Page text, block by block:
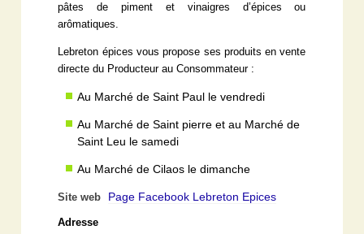
pâtes de piment et vinaigres d’épices ou
arômatiques.
Lebreton épices vous propose ses produits en vente
directe du Producteur au Consommateur :
Au Marché de Saint Paul le vendredi
Au Marché de Saint pierre et au Marché de
Saint Leu le samedi
Au Marché de Cilaos le dimanche
Site web Page Facebook Lebreton Epices
Adresse